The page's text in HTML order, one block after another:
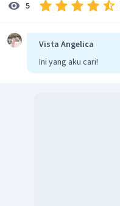
5
Vista Angelica
Ini yang aku cari!